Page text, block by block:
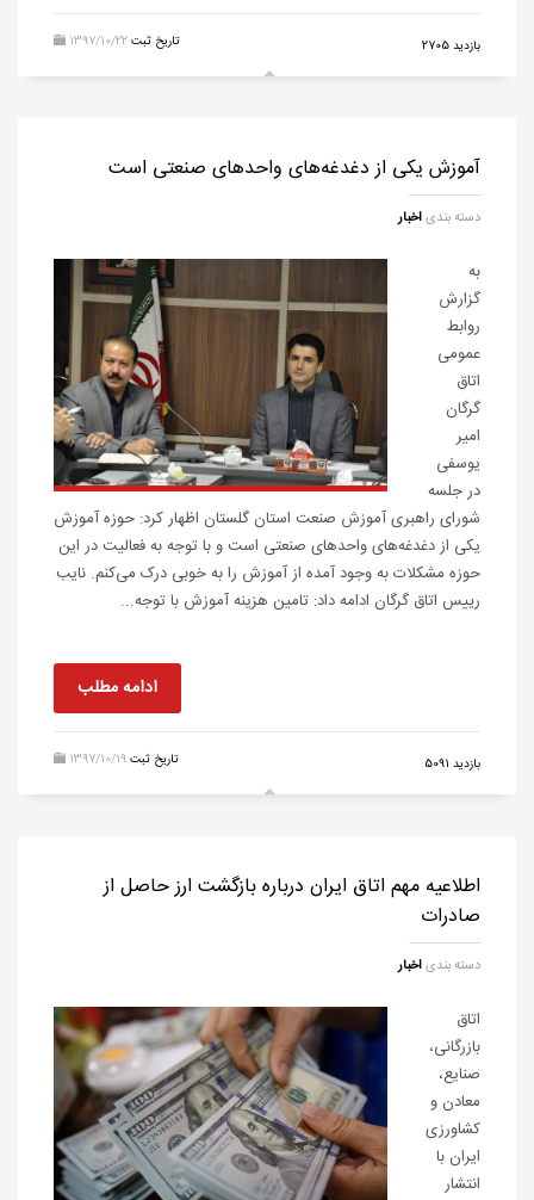
1397/10/22تاریخ ثبت بازدید 2705
آموزش یکی از دغدغه‌های واحدهای صنعتی است
دسته بندیاخبار
به
گزارش
روابط
عمومی
اتاق
گرگان
امیر
یوسفی
در جلسه
شورای راهبری آموزش صنعت استان گلستان اظهار کرد: حوزه آموزش
یکی از دغدغه‌های واحدهای صنعتی است و با توجه به فعالیت در این
حوزه مشکلات به وجود آمده از آموزش را به خوبی درک می‌کنم. نایب
رییس اتاق گرگان ادامه داد: تامین هزینه آموزش با توجه...
ادامه مطلب
1397/10/19تاریخ ثبت بازدید 5091
اطلاعیه مهم اتاق ایران درباره بازگشت ارز حاصل از
صادرات
دسته بندیاخبار
اتاق
بازرگانی،
صنایع،
معادن و
کشاورزی
ایران با
انتشار